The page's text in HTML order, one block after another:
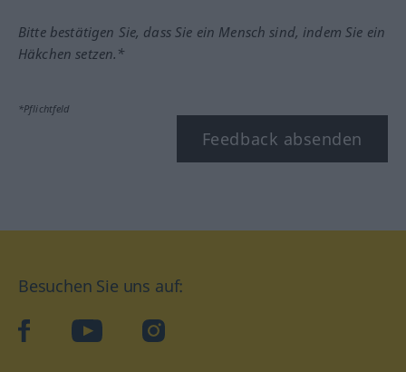
Bitte bestätigen Sie, dass Sie ein Mensch sind, indem Sie ein
Häkchen setzen.*
*Pflichtfeld
Feedback absenden
Besuchen Sie uns auf:
facebookYouTube Instagram